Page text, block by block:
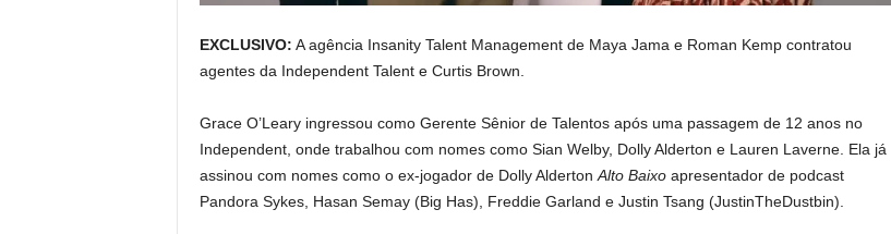
EXCLUSIVO: A agência Insanity Talent Management de Maya Jama e Roman Kemp contratou
agentes da Independent Talent e Curtis Brown.
Grace O’Leary ingressou como Gerente Sênior de Talentos após uma passagem de 12 anos no
Independent, onde trabalhou com nomes como Sian Welby, Dolly Alderton e Lauren Laverne. Ela já
assinou com nomes como o ex-jogador de Dolly Alderton Alto Baixo apresentador de podcast
Pandora Sykes, Hasan Semay (Big Has), Freddie Garland e Justin Tsang (JustinTheDustbin).